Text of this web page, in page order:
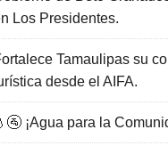
Los Presidentes.
Tamaulipas su
desde el AIFA.
¡Agua para la